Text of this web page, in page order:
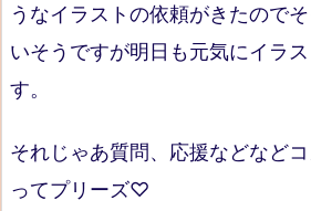
うなイラストの依頼がきたので
いそうですが明日も元気にイラ
す。
それじゃあ質問、応援などなど
ってプリーズ♡